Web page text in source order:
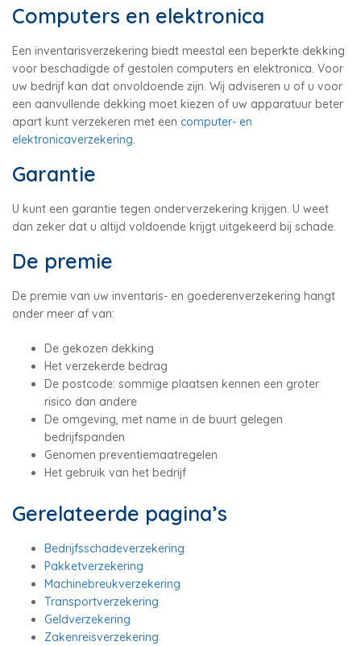
Computers en elektronica
Een inventarisverzekering biedt meestal een beperkte dekking
voor beschadigde of gestolen computers en elektronica. Voor
uw bedrijf kan dat onvoldoende zijn. Wij adviseren u of u voor
een aanvullende dekking moet kiezen of uw apparatuur beter
apart kunt verzekeren met een computer- en
elektronicaverzekering.
Garantie
U kunt een garantie tegen onderverzekering krijgen. U weet
dan zeker dat u altijd voldoende krijgt uitgekeerd bij schade.
De premie
De premie van uw inventaris- en goederenverzekering hangt
onder meer af van:
De gekozen dekking
Het verzekerde bedrag
De postcode: sommige plaatsen kennen een groter
risico dan andere
De omgeving, met name in de buurt gelegen
bedrijfspanden
Genomen preventiemaatregelen
Het gebruik van het bedrijf
Gerelateerde pagina’s
Bedrijfsschadeverzekering
Pakketverzekering
Machinebreukverzekering
Transportverzekering
Geldverzekering
Zakenreisverzekering